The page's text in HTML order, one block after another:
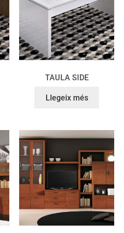
TAULA SIDE
Llegeix més